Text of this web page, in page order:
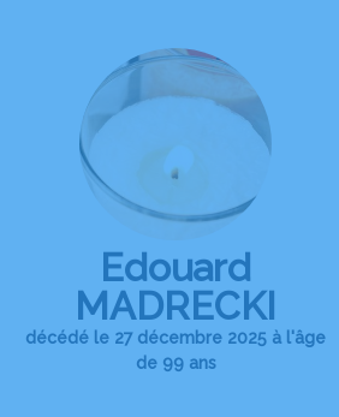
Edouard
MADRECKI
décédé le 27 décembre 2025 à l'âge
de 99 ans